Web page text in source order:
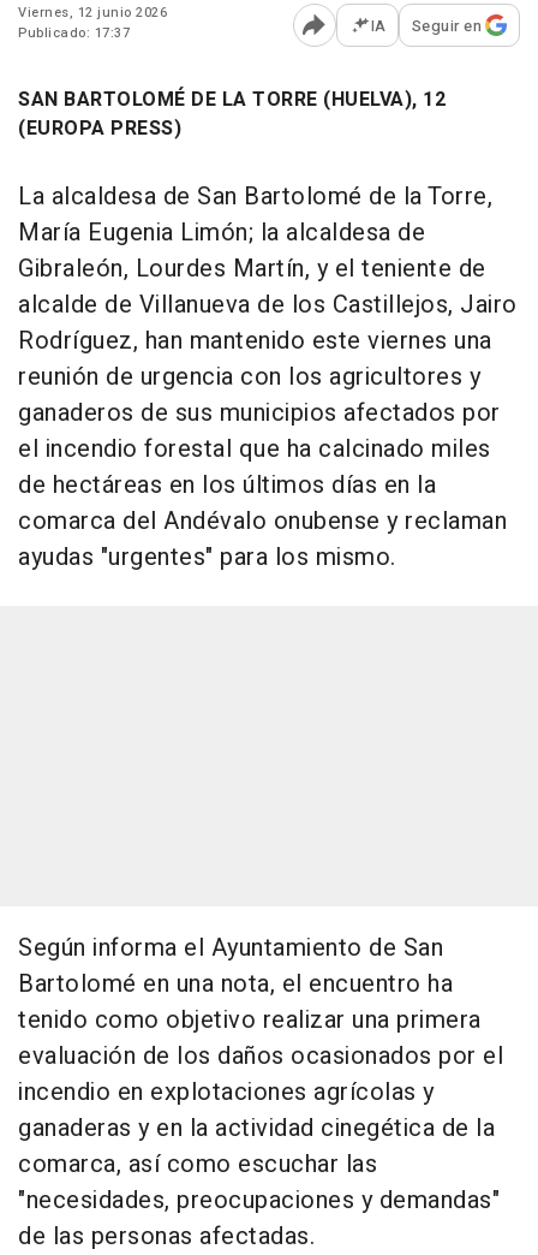
Viernes, 12 junio 2026
Publicado: 17:37
Abrir opciones para
IA Seguir en
SAN BARTOLOMÉ DE LA TORRE (HUELVA), 12
(EUROPA PRESS)
La alcaldesa de San Bartolomé de la Torre,
María Eugenia Limón; la alcaldesa de
Gibraleón, Lourdes Martín, y el teniente de
alcalde de Villanueva de los Castillejos, Jairo
Rodríguez, han mantenido este viernes una
reunión de urgencia con los agricultores y
ganaderos de sus municipios afectados por
el incendio forestal que ha calcinado miles
de hectáreas en los últimos días en la
comarca del Andévalo onubense y reclaman
ayudas "urgentes" para los mismo.
Según informa el Ayuntamiento de San
Bartolomé en una nota, el encuentro ha
tenido como objetivo realizar una primera
evaluación de los daños ocasionados por el
incendio en explotaciones agrícolas y
ganaderas y en la actividad cinegética de la
comarca, así como escuchar las
"necesidades, preocupaciones y demandas"
de las personas afectadas.